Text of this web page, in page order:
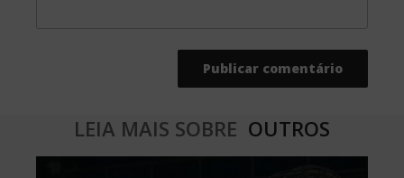
LEIA MAIS SOBRE OUTROS